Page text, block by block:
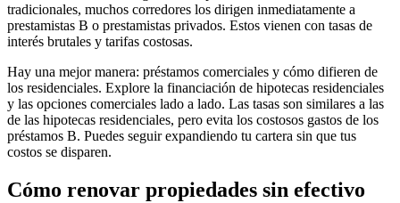
tradicionales, muchos corredores los dirigen inmediatamente a
prestamistas B o prestamistas privados. Estos vienen con tasas de
interés brutales y tarifas costosas.
Hay una mejor manera: préstamos comerciales y cómo difieren de
los residenciales. Explore la financiación de hipotecas residenciales
y las opciones comerciales lado a lado. Las tasas son similares a las
de las hipotecas residenciales, pero evita los costosos gastos de los
préstamos B. Puedes seguir expandiendo tu cartera sin que tus
costos se disparen.
Cómo renovar propiedades sin efectivo